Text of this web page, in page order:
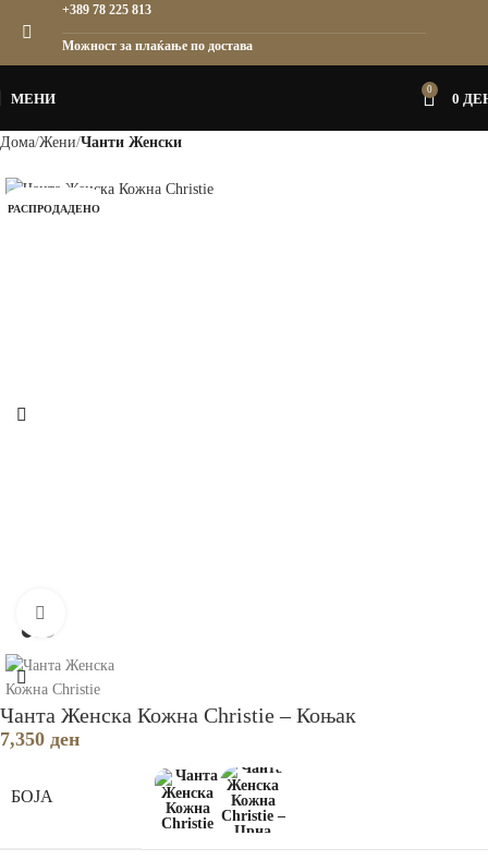
МЕНИ
0
0
Дома Жени Чанти Женски
РАСПРОДАДЕНО
Чанта Женска Кожна Christie – Коњак
7,350 ден
БОЈА
+389 78 225 813
Можност за плаќање по достава